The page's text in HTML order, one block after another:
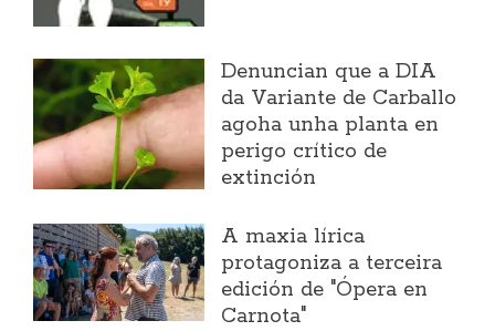
Denuncian que a DIA
da Variante de Carballo
agoha unha planta en
perigo crítico de
extinción
A maxia lírica
protagoniza a terceira
edición de "Ópera en
Carnota"